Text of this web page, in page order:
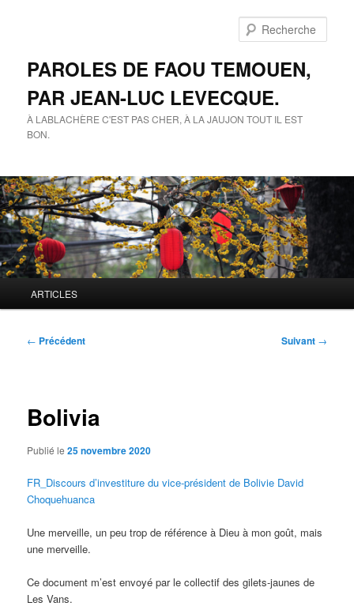
PAROLES DE FAOU TEMOUEN,
PAR JEAN-LUC LEVECQUE.
À LABLACHÈRE C'EST PAS CHER, À LA JAUJON TOUT IL EST
BON.
principal
ARTICLES
Navigation
← Précédent Suivant →
Bolivia
Publié le25 novembre 2020
FR_Discours d’investiture du vice-président de Bolivie David
Choquehuanca
Une merveille, un peu trop de référence à Dieu à mon goût, mais
une merveille.
Ce document m’est envoyé par le collectif des gilets-jaunes de
Les Vans.